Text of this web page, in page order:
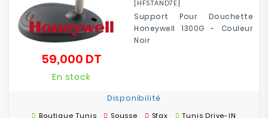
Sécurité
Mobilités
[HFSTAND7E]
Support Pour Douchette
Honeywell 1300G - Couleur
Noir
59,000 DT
En stock
Disponibilité
Boutique Tunis Sousse Sfax Tunis Drive-IN